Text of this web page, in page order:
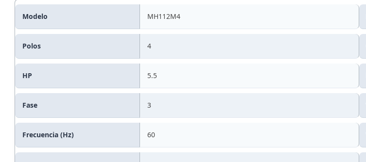
Modelo MH112M4
Polos 4
HP 5.5
Fase 3
Frecuencia (Hz) 60